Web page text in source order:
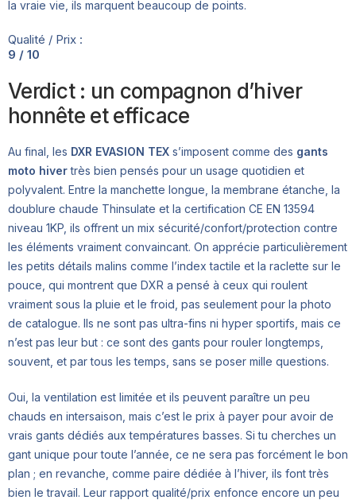
la vraie vie, ils marquent beaucoup de points.
Qualité / Prix :
9 / 10
Verdict : un compagnon d’hiver
honnête et efficace
Au final, les DXR EVASION TEX s’imposent comme des gants
moto hivertrès bien pensés pour un usage quotidien et
polyvalent. Entre la manchette longue, la membrane étanche, la
doublure chaude Thinsulate et la certification CE EN 13594
niveau 1KP, ils offrent un mix sécurité/confort/protection contre
les éléments vraiment convaincant. On apprécie particulièrement
les petits détails malins comme l’index tactile et la raclette sur le
pouce, qui montrent que DXR a pensé à ceux qui roulent
vraiment sous la pluie et le froid, pas seulement pour la photo
de catalogue. Ils ne sont pas ultra-fins ni hyper sportifs, mais ce
n’est pas leur but : ce sont des gants pour rouler longtemps,
souvent, et par tous les temps, sans se poser mille questions.
Oui, la ventilation est limitée et ils peuvent paraître un peu
chauds en intersaison, mais c’est le prix à payer pour avoir de
vrais gants dédiés aux températures basses. Si tu cherches un
gant unique pour toute l’année, ce ne sera pas forcément le bon
plan ; en revanche, comme paire dédiée à l’hiver, ils font très
bien le travail. Leur rapport qualité/prix enfonce encore un peu